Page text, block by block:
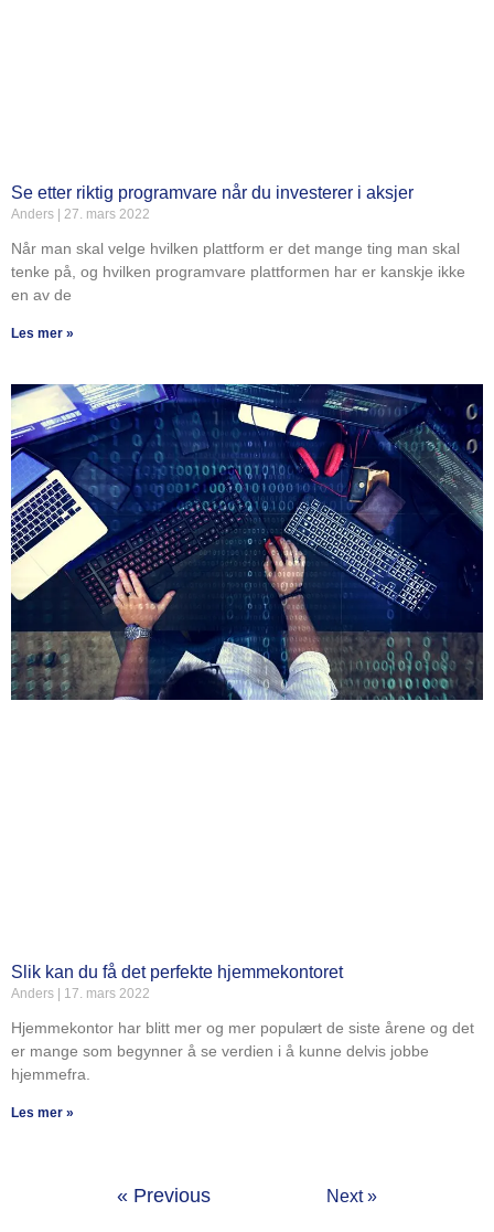
Se etter riktig programvare når du investerer i aksjer
Anders 27. mars 2022
Når man skal velge hvilken plattform er det mange ting man skal
tenke på, og hvilken programvare plattformen har er kanskje ikke
en av de
Les mer »
Slik kan du få det perfekte hjemmekontoret
Anders 17. mars 2022
Hjemmekontor har blitt mer og mer populært de siste årene og det
er mange som begynner å se verdien i å kunne delvis jobbe
hjemmefra.
Les mer »
« Previous Next »